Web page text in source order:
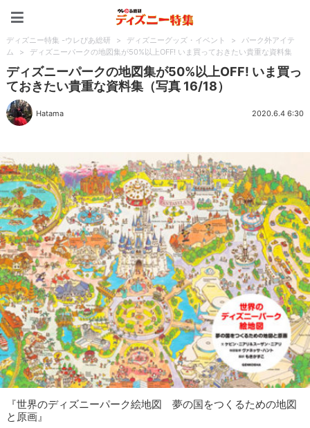
ディズニー特集 -ウレぴあ総研 > ディズニーグッズ・イベント >
パーク外アイテ
ム
> ディズニーパークの地図集が50%以上OFF! いま買っておきたい貴重な資料集
ディズニーパークの地図集が50%以上OFF! いま買っ
ておきたい貴重な資料集（写真 16/18）
Hatama 2020.6.4 6:30
『世界のディズニーパーク絵地図 夢の国をつくるための地図
と原画』